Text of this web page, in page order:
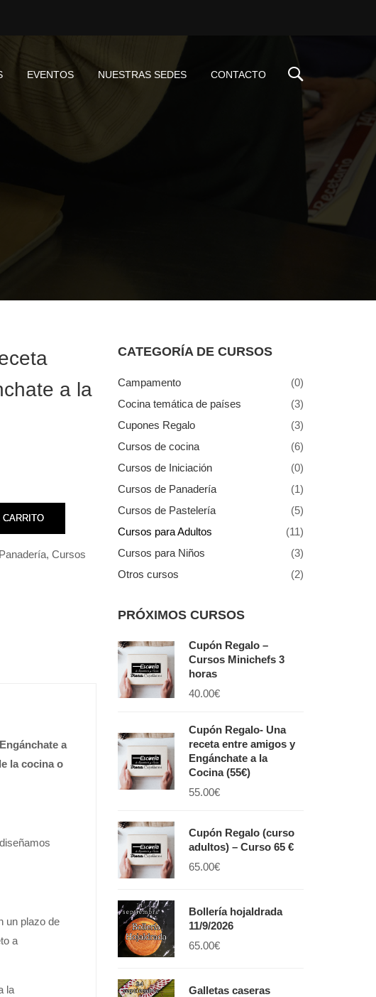
EVENTOS NUESTRAS SEDES CONTACTO
a la
, Cursos
a
la cocina o
un plazo de
a
la
CATEGORÍA DE CURSOS
Campamento
(0)
Cocina temática de países
(3)
Cupones Regalo
(3)
Cursos de cocina
(6)
Cursos de Iniciación
(0)
Cursos de Panadería
(1)
Cursos de Pastelería
(5)
Cursos para Adultos
(11)
Cursos para Niños
(3)
Otros cursos
(2)
PRÓXIMOS CURSOS
Cupón Regalo –
Cursos Minichefs 3
horas
40.00€
Cupón Regalo- Una
receta entre amigos y
Engánchate a la
Cocina (55€)
55.00€
Cupón Regalo (curso
adultos) – Curso 65 €
65.00€
Bollería hojaldrada
11/9/2026
65.00€
Galletas caseras